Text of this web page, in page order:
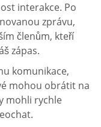
interakce. Po
zprávu,
členům, kteří
zápas.
komunikace,
mohou obrátit na
mohli rychle